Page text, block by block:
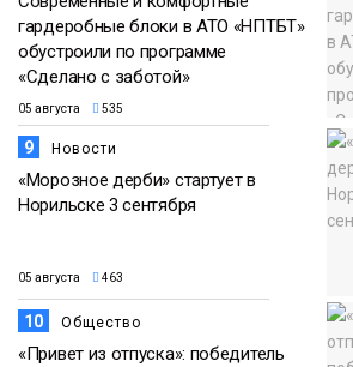
гардеробные блоки в АТО «НПТБТ»
обустроили по программе
«Сделано с заботой»
05 августа 535
9 Новости
«Морозное дерби» стартует в
Норильске 3 сентября
05 августа 463
10 Общество
«Привет из отпуска»: победитель